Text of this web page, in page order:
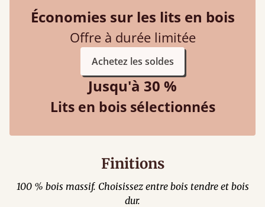
Économies sur les lits en bois
Offre à durée limitée
Achetez les soldes
Jusqu'à 30 %
Lits en bois sélectionnés
Finitions
100 % bois massif. Choisissez entre bois tendre et bois
dur.